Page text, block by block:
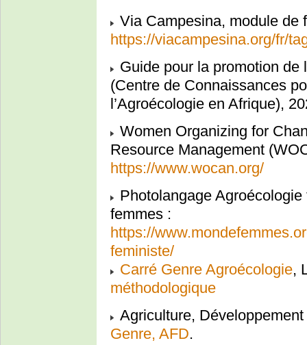
Via Campesina, module de
https://viacampesina.org/fr/
Guide pour la promotion de
(Centre de Connaissances
l’Agroécologie en Afrique),
Women Organizing for
Resource Management
https://www.wocan.org/
Photolangage
femmes :
https://
feministe/
Carré Genre Agroécologie,
méthodologique
Agriculture,
Genre, AFD.